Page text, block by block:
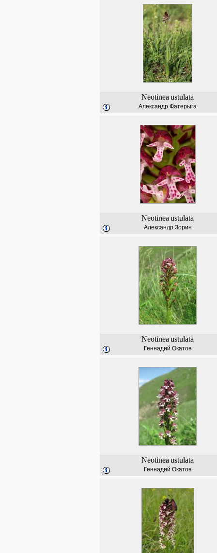
Neotinea ustulata
Александр Фатерыга
Neotinea ustulata
Александр Зорин
Neotinea ustulata
Геннадий Окатов
Neotinea ustulata
Геннадий Окатов